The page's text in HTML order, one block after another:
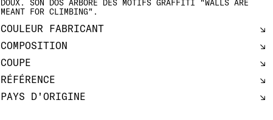
DOUX. SON DOS ARBORE DES MOTIFS GRAFFITI "WALLS ARE
MEANT FOR CLIMBING".
COULEUR FABRICANT
COMPOSITION
COUPE
RÉFÉRENCE
PAYS D'ORIGINE